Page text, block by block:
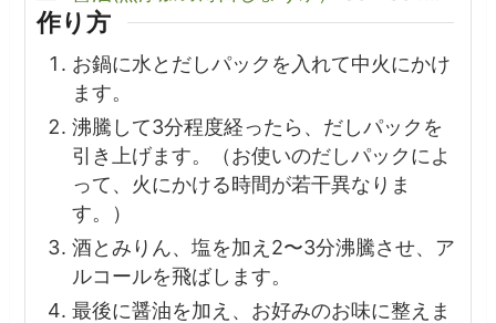
作り方
お鍋に水とだしパックを入れて中火にかけ
ます。
沸騰して3分程度経ったら、だしパックを
引き上げます。（お使いのだしパックによ
って、火にかける時間が若干異なりま
す。）
酒とみりん、塩を加え2〜3分沸騰させ、ア
ルコールを飛ばします。
最後に醤油を加え、お好みのお味に整えま